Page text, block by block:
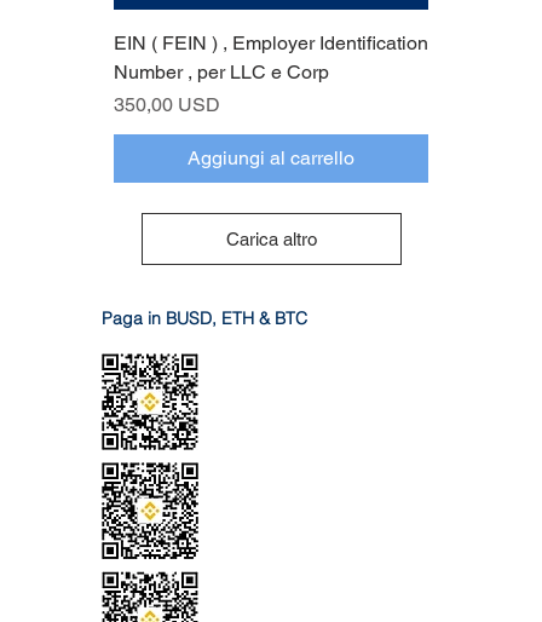
EIN ( FEIN ) , Employer Identification
Number , per LLC e Corp
Prezzo
350,00 USD
Aggiungi al carrello
Carica altro
Paga in BUSD, ETH & BTC